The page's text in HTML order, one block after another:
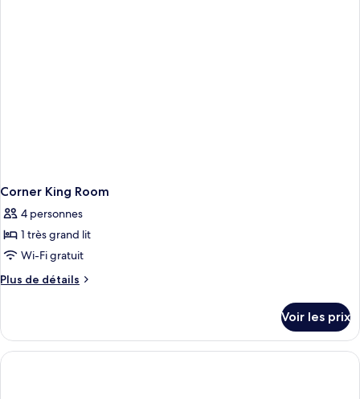
Corner King Room
4 personnes
1 très grand lit
Wi-Fi gratuit
Plus de détails
Plus
le
type
de
Voir les prix